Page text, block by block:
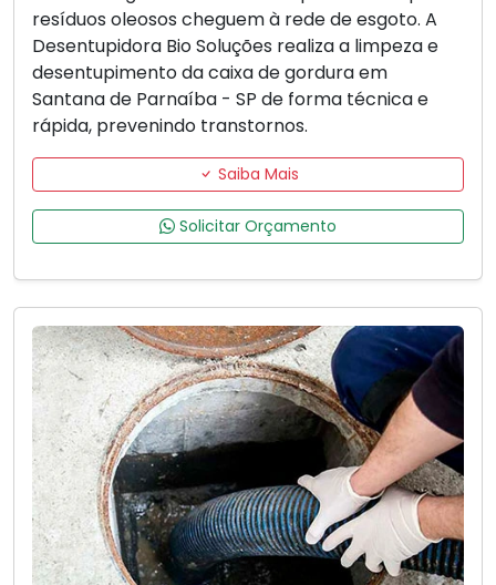
resíduos oleosos cheguem à rede de esgoto. A
Desentupidora Bio Soluções realiza a limpeza e
desentupimento da caixa de gordura em
Santana de Parnaíba - SP de forma técnica e
rápida, prevenindo transtornos.
Saiba Mais
Solicitar Orçamento